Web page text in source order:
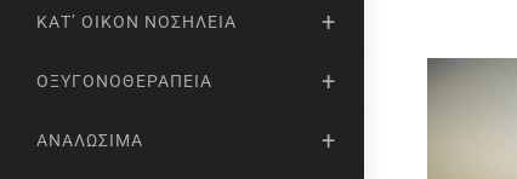
ΚΑΤ’ ΟΊΚΟΝ ΝΟΣΗΛΕΊΑ
ΟΞΥΓΟΝΟΘΕΡΑΠΕΊΑ
ΑΝΑΛΏΣΙΜΑ